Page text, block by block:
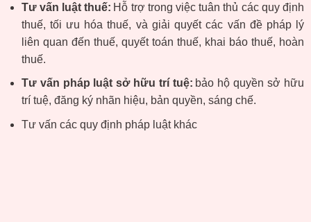
Tư vấn luật thuế: Hỗ trợ trong việc tuân thủ các quy định
thuế, tối ưu hóa thuế, và giải quyết các vấn đề pháp lý
liên quan đến thuế, quyết toán thuế, khai báo thuế, hoàn
thuế.
Tư vấn pháp luật sở hữu trí tuệ: bảo hộ quyền sở hữu
trí tuệ, đăng ký nhãn hiệu, bản quyền, sáng chế.
Tư vấn các quy định pháp luật khác